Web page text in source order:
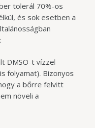
tolerál 70%-os
és sok esetben a
DMSO-t vízzel
folyamat). Bizonyos
a bőrre felvitt
növeli a